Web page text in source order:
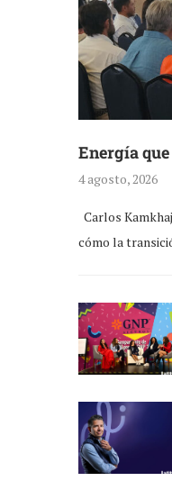
Energía
4 agosto, 2026
Carlos
cómo la